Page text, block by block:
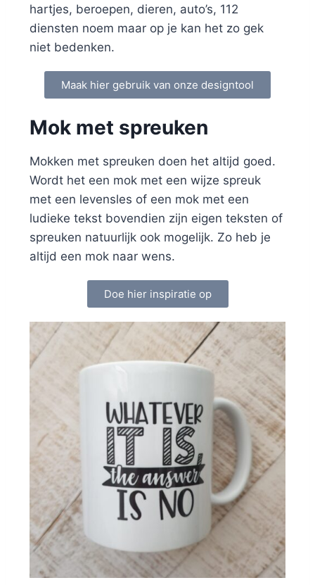
hartjes, beroepen, dieren, auto’s, 112
diensten noem maar op je kan het zo gek
niet bedenken.
Maak hier gebruik van onze designtool
Mok met spreuken
Mokken met spreuken doen het altijd goed.
Wordt het een mok met een wijze spreuk
met een levensles of een mok met een
ludieke tekst bovendien zijn eigen teksten of
spreuken natuurlijk ook mogelijk. Zo heb je
altijd een mok naar wens.
Doe hier inspiratie op